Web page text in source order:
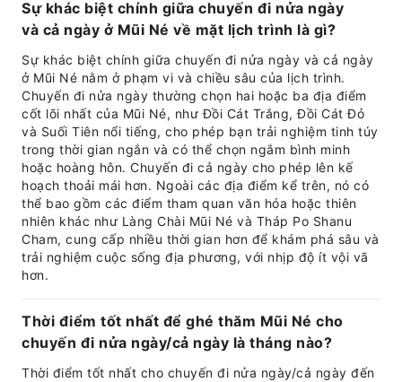
Sự khác biệt chính giữa chuyến đi nửa ngày
và cả ngày ở Mũi Né về mặt lịch trình là gì?
Sự khác biệt chính giữa chuyến đi nửa ngày và cả ngày
ở Mũi Né nằm ở phạm vi và chiều sâu của lịch trình.
Chuyến đi nửa ngày thường chọn hai hoặc ba địa điểm
cốt lõi nhất của Mũi Né, như Đồi Cát Trắng, Đồi Cát Đỏ
và Suối Tiên nổi tiếng, cho phép bạn trải nghiệm tinh túy
trong thời gian ngắn và có thể chọn ngắm bình minh
hoặc hoàng hôn. Chuyến đi cả ngày cho phép lên kế
hoạch thoải mái hơn. Ngoài các địa điểm kể trên, nó có
thể bao gồm các điểm tham quan văn hóa hoặc thiên
nhiên khác như Làng Chài Mũi Né và Tháp Po Shanu
Cham, cung cấp nhiều thời gian hơn để khám phá sâu và
trải nghiệm cuộc sống địa phương, với nhịp độ ít vội vã
hơn.
Thời điểm tốt nhất để ghé thăm Mũi Né cho
chuyến đi nửa ngày/cả ngày là tháng nào?
Thời điểm tốt nhất cho chuyến đi nửa ngày/cả ngày đến